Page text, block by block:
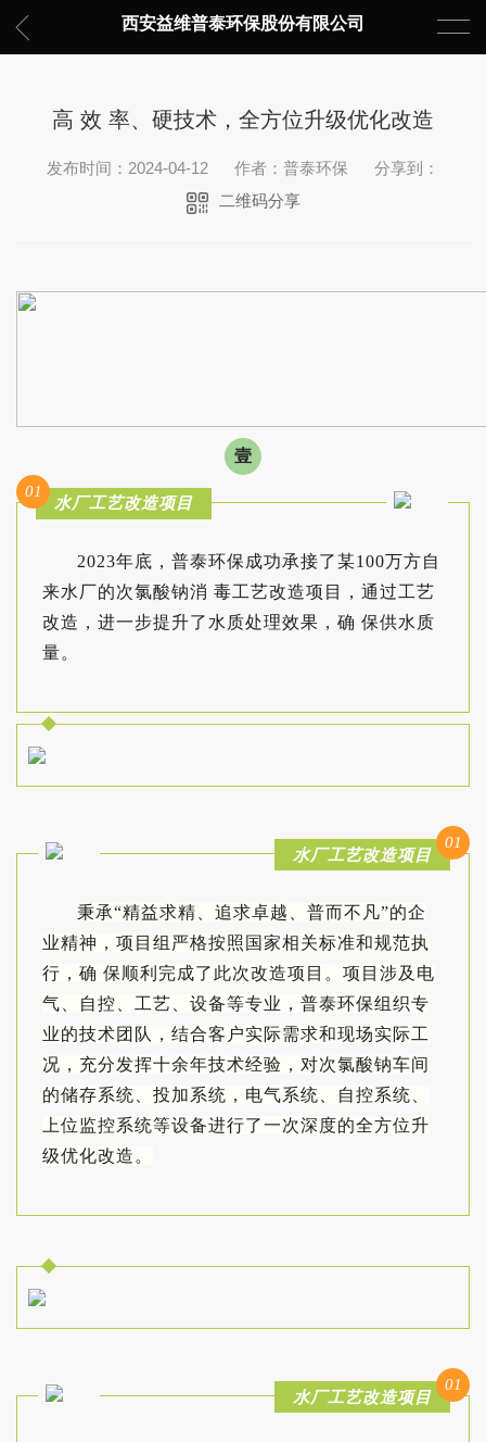
西安益维普泰环保股份有限公司
高 效 率、硬技术，全方位升级优化改造
发布时间：2024-04-12 作者：普泰环保
分享到：
二维码分享
壹
01
水厂工艺改造项目
2023年底，普泰环保成功承接了某100万方自
来水厂的次氯酸钠消 毒工艺改造项目，通过工艺
改造，进一步提升了水质处理效果，确 保供水质
量。
水厂工艺改造项目
01
秉承“精益求精、追求卓越、普而不凡”的企
业精神，项目组严格按照国家相关标准和规范执
行，确 保顺利完成了此次改造项目。项目涉及电
气、自控、工艺、设备等专业，普泰环保组织专
业的技术团队，结合客户实际需求和现场实际工
况，充分发挥十余年技术经验，对次氯酸钠车间
的储存系统、投加系统，电气系统、自控系统、
上位监控系统等设备进行了一次深度的全方位升
级优化改造。
水厂工艺改造项目
01